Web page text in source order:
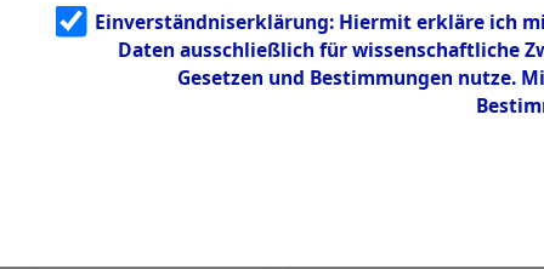
1.2.9.3
Effekten aus
dem KZ
Neuengamm Einen Kommentar
Einverständniserklärung: Hiermit erkläre ich
Daten ausschließlich für wissenschaftliche
Gesetzen und Bestimmungen nutze.